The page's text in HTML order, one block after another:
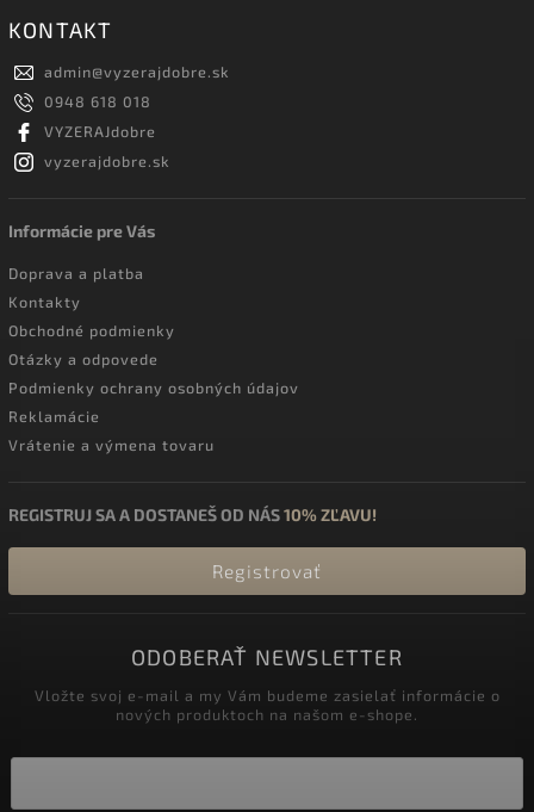
KONTAKT
admin@vyzerajdobre.sk
0948 618 018
VYZERAJdobre
vyzerajdobre.sk
Informácie pre Vás
Doprava a platba
Kontakty
Obchodné podmienky
Otázky a odpovede
Podmienky ochrany osobných údajov
Reklamácie
Vrátenie a výmena tovaru
REGISTRUJ SA A DOSTANEŠ OD NÁS10% ZĽAVU!
Registrovať
ODOBERAŤ NEWSLETTER
Vložte svoj e-mail a my Vám budeme zasielať informácie o
nových produktoch na našom e-shope.